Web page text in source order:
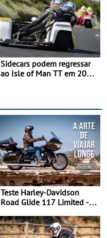
Sidecars podem regressar
ao Isle of Man TT em 2027
Teste Harley-Davidson
Road Glide 117 Limited - A